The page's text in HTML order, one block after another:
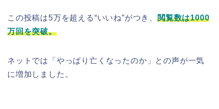
この投稿は5万を超える“いいね”がつき、閲覧数は1000
万回を突破。
ネットでは「やっぱり亡くなったのか」との声が一気
に増加しました。